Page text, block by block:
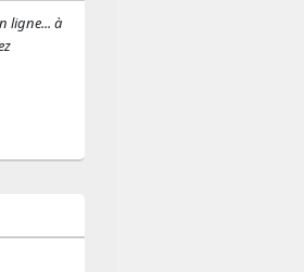
ligne... à